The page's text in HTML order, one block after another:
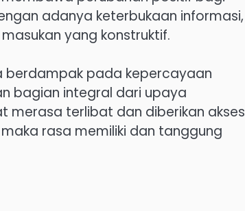
adanya keterbukaan informasi,
yang konstruktif.
berdampak pada kepercayaan
bagian integral dari upaya
merasa terlibat dan diberikan akses
rasa memiliki dan tanggung